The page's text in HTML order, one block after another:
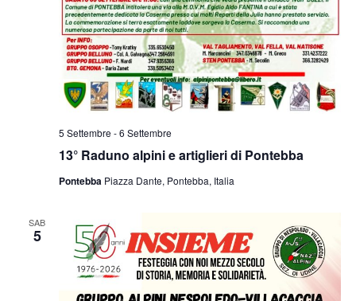
13° Raduno alpini e artiglieri di Pontebba
5 Settembre -6 Settembre
Pontebba Piazza Dante, Pontebba, Italia
SAB
5